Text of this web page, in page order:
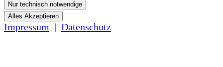
Nur technisch notwendige
Alles Akzeptieren
Impressum | Datenschutz